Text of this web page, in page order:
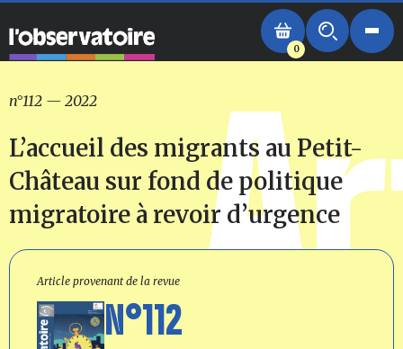
0
n°112 — 2022
L’accueil des migrants au Petit-
Château sur fond de politique
migratoire à revoir d’urgence
Article provenant de la revue
N°112